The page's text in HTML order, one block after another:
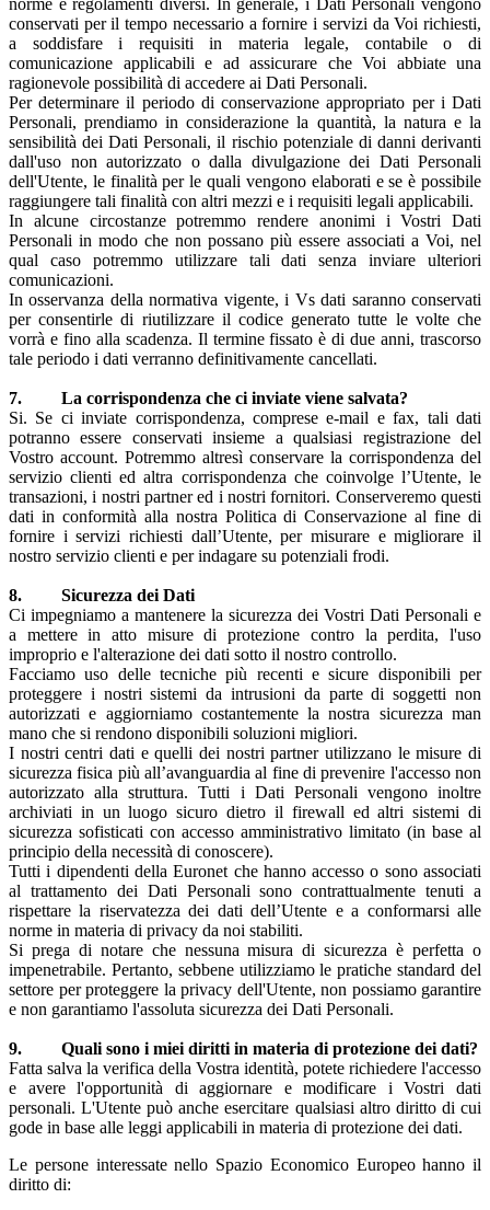
norme e regolamenti diversi. In generale, i Dati Personali vengono
conservati per il tempo necessario a fornire i servizi da Voi richiesti,
a soddisfare i requisiti in materia legale, contabile o di
comunicazione applicabili e ad assicurare che Voi abbiate una
ragionevole possibilità di accedere ai Dati Personali.
Per determinare il periodo di conservazione appropriato per i Dati
Personali, prendiamo in considerazione la quantità, la natura e la
sensibilità dei Dati Personali, il rischio potenziale di danni derivanti
dall'uso non autorizzato o dalla divulgazione dei Dati Personali
dell'Utente, le finalità per le quali vengono elaborati e se è possibile
raggiungere tali finalità con altri mezzi e i requisiti legali applicabili.
In alcune circostanze potremmo rendere anonimi i Vostri Dati
Personali in modo che non possano più essere associati a Voi, nel
qual caso potremmo utilizzare tali dati senza inviare ulteriori
comunicazioni.
In osservanza della normativa vigente, i Vs dati saranno conservati
per consentirle di riutilizzare il codice generato tutte le volte che
vorrà e fino alla scadenza. Il termine fissato è di due anni, trascorso
tale periodo i dati verranno definitivamente cancellati.
7. La corrispondenza che ci inviate viene salvata?
Si. Se ci inviate corrispondenza, comprese e-mail e fax, tali dati
potranno essere conservati insieme a qualsiasi registrazione del
Vostro account. Potremmo altresì conservare la corrispondenza del
servizio clienti ed altra corrispondenza che coinvolge l’Utente, le
transazioni, i nostri partner ed i nostri fornitori. Conserveremo questi
dati in conformità alla nostra Politica di Conservazione al fine di
fornire i servizi richiesti dall’Utente, per misurare e migliorare il
nostro servizio clienti e per indagare su potenziali frodi.
8. Sicurezza dei Dati
Ci impegniamo a mantenere la sicurezza dei Vostri Dati Personali e
a mettere in atto misure di protezione contro la perdita, l'uso
improprio e l'alterazione dei dati sotto il nostro controllo.
Facciamo uso delle tecniche più recenti e sicure disponibili per
proteggere i nostri sistemi da intrusioni da parte di soggetti non
autorizzati e aggiorniamo costantemente la nostra sicurezza man
mano che si rendono disponibili soluzioni migliori.
I nostri centri dati e quelli dei nostri partner utilizzano le misure di
sicurezza fisica più all’avanguardia al fine di prevenire l'accesso non
autorizzato alla struttura. Tutti i Dati Personali vengono inoltre
archiviati in un luogo sicuro dietro il firewall ed altri sistemi di
sicurezza sofisticati con accesso amministrativo limitato (in base al
principio della necessità di conoscere).
Tutti i dipendenti della Euronet che hanno accesso o sono associati
al trattamento dei Dati Personali sono contrattualmente tenuti a
rispettare la riservatezza dei dati dell’Utente e a conformarsi alle
norme in materia di privacy da noi stabiliti.
Si prega di notare che nessuna misura di sicurezza è perfetta o
impenetrabile. Pertanto, sebbene utilizziamo le pratiche standard del
settore per proteggere la privacy dell'Utente, non possiamo garantire
e non garantiamo l'assoluta sicurezza dei Dati Personali.
9. Quali sono i miei diritti in materia di protezione dei dati?
Fatta salva la verifica della Vostra identità, potete richiedere l'accesso
e avere l'opportunità di aggiornare e modificare i Vostri dati
personali. L'Utente può anche esercitare qualsiasi altro diritto di cui
gode in base alle leggi applicabili in materia di protezione dei dati.
Le persone interessate nello Spazio Economico Europeo hanno il
diritto di: